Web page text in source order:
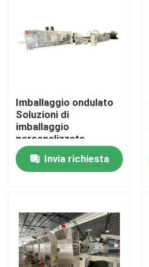
Prodotti
Video
Giro della fabbrica
Imballaggio ondulato
Soluzioni di
imballaggio
personalizzate
Invia richiesta